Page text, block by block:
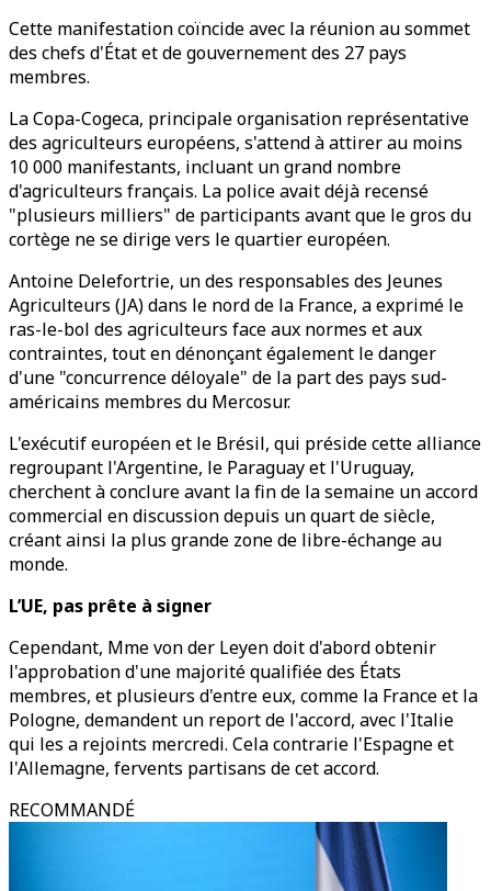
Cette manifestation coïncide avec la réunion au sommet
des chefs d'État et de gouvernement des 27 pays
membres.
La Copa-Cogeca, principale organisation représentative
des agriculteurs européens, s'attend à attirer au moins
10 000 manifestants, incluant un grand nombre
d'agriculteurs français. La police avait déjà recensé
"plusieurs milliers" de participants avant que le gros du
cortège ne se dirige vers le quartier européen.
Antoine Delefortrie, un des responsables des Jeunes
Agriculteurs (JA) dans le nord de la France, a exprimé le
ras-le-bol des agriculteurs face aux normes et aux
contraintes, tout en dénonçant également le danger
d'une "concurrence déloyale" de la part des pays sud-
américains membres du Mercosur.
L'exécutif européen et le Brésil, qui préside cette alliance
regroupant l'Argentine, le Paraguay et l'Uruguay,
cherchent à conclure avant la fin de la semaine un accord
commercial en discussion depuis un quart de siècle,
créant ainsi la plus grande zone de libre-échange au
monde.
L’UE, pas prête à signer
Cependant, Mme von der Leyen doit d'abord obtenir
l'approbation d'une majorité qualifiée des États
membres, et plusieurs d'entre eux, comme la France et la
Pologne, demandent un report de l'accord, avec l'Italie
qui les a rejoints mercredi. Cela contrarie l'Espagne et
l'Allemagne, fervents partisans de cet accord.
RECOMMANDÉ